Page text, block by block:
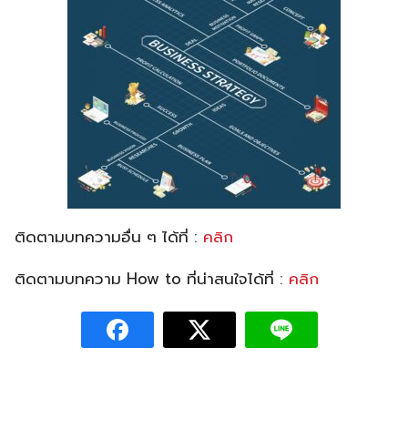
ติดตามบทความอื่น ๆ ได้ที่ : คลิก
ติดตามบทความ How to ที่น่าสนใจได้ที่ : คลิก